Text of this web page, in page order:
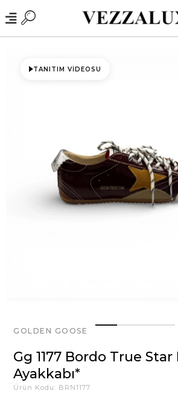
TANITIM VIDEOSU
GOLDEN GOOSE
Gg 1177 Bordo True Star
Ayakkabı*
Ürün Kodu: BRN1177